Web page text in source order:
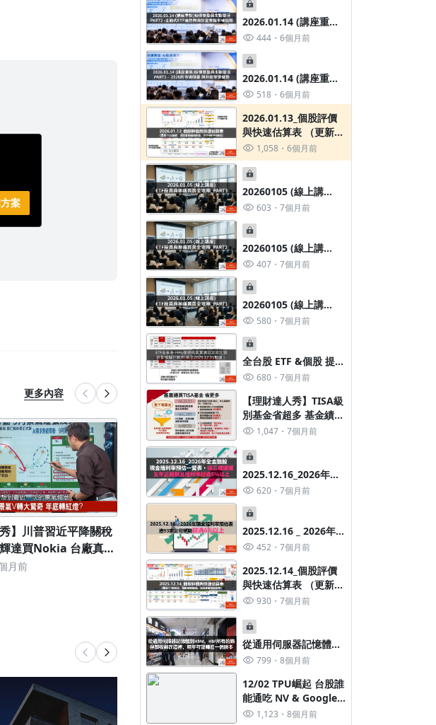
案
更多內容
秀】川普習近平降關稅
達買Nokia 台廠真吃
航運量增潛力股？美
月前
交易分析系統 (線上版) -新增真實績
效日曆(按每天實際持股計算損益)
395 1天前
不怕跌破135%維持率
作，你選哪個神隊友？
309
包租代管是什麼？一次看懂包租代管
差別、費用、優缺點與申請流程
範部位動向與調整
2026.01.14 (講座重製)
股債雙盈與主動靈活
勢與用配置穿越市場週
期
444 6個月前
2026.01.14 (講座重製)
股債雙盈與主動靈活
PART1 - 2026的市場隱
憂 與非投等債優勢
518 6個月前
2026.01.13_個股評價
與快速估算表 （更新12
月營收與2026年EPS預
估數據）
1,058 6個月前
20260105 (線上講
座)ETF投資與無痛買房
603 7個月前
20260105 (線上講
座)ETF投資與無痛買房
407 7個月前
20260105 (線上講
座)ETF投資與無痛買房
580 7個月前
全台股 ETF &個股 提領
率與提領金額自動模擬
2025.12.31數據）
680 7個月前
【理財達人秀】TISA級
別基金省超多 基金績效
王 1千就入手！
1,047 7個月前
2025.12.16_2026年全
金融股 現金殖利率預估
年正報酬且殖利率超過
5%以上
620 7個月前
2025.12.16 _ 2026年現
金殖利率預估一覽表 這
以上
452 7個月前
2025.12.14_個股評價
與快速估算表 （更新11
月營收與美股燈號更
930 7個月前
從通用伺服器記憶體到
HBM、HBF，所有的路
799 8個月前
12/02 TPU崛起 台股誰
能通吃 NV & Google
雙商機?
1,123 8個月前